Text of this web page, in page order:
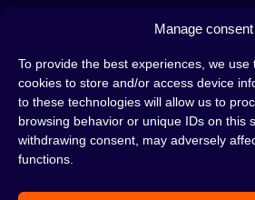
Manage consent
To provide the best experiences, we use
cookies to store and/or access device
to these technologies will allow us to
browsing behavior or unique IDs on this
withdrawing consent, may adversely
functions.
УСЛОВИЯ
Кальян — это отличная идея для вечера,